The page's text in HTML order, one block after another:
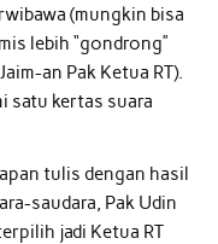
(mungkin bisa
lebih “gondrong”
an Pak Ketua RT).
satu kertas suara
tulis dengan hasil
saudara, Pak Udin
jadi Ketua RT